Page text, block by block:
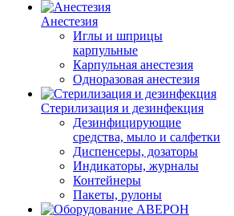
Анестезия
Иглы и шприцы
карпульные
Карпульная анестезия
Одноразовая анестезия
Стерилизация и дезинфекция
Дезинфицирующие
средства, мыло и салфетки
Диспенсеры, дозаторы
Индикаторы, журналы
Контейнеры
Пакеты, рулоны